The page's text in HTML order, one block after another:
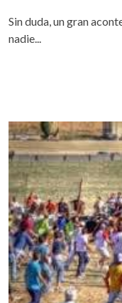
Sin duda, un gran
nadie...